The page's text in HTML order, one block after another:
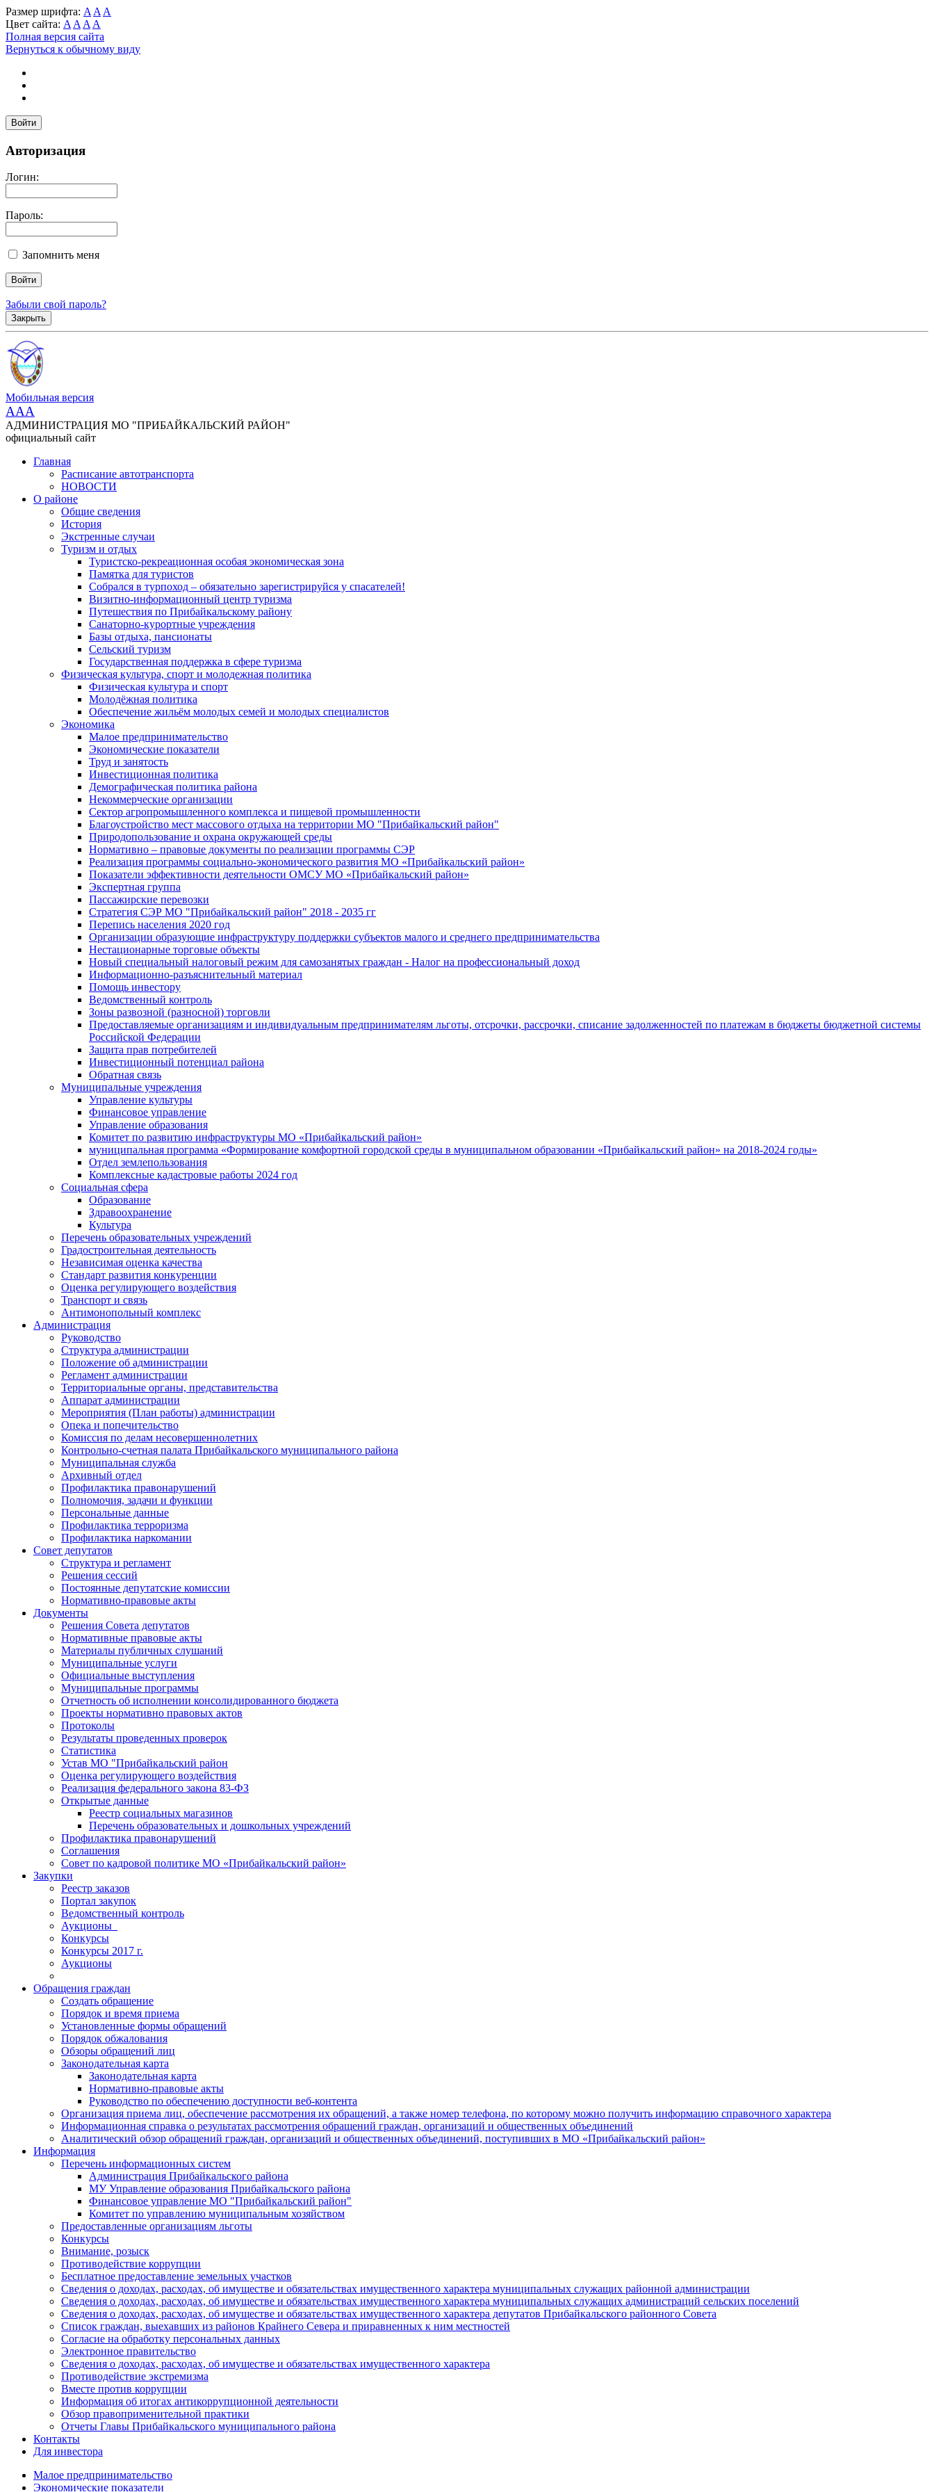
Размер шрифта: A A A
Цвет сайта: A A A A
Полная версия сайта
Вернуться к обычному виду
Войти
Авторизация
Логин:
Пароль:
Запомнить меня
Забыли свой пароль?
Закрыть
Мобильная версия
AAA
АДМИНИСТРАЦИЯ МО "ПРИБАЙКАЛЬСКИЙ РАЙОН"
официальный сайт
Главная
Расписание автотранспорта
НОВОСТИ
О районе
Общие сведения
История
Экстренные случаи
Туризм и отдых
Туристско-рекреационная особая экономическая зона
Памятка для туристов
Собрался в турпоход – обязательно зарегистрируйся у спасателей!
Визитно-информационный центр туризма
Путешествия по Прибайкальскому району
Санаторно-курортные учреждения
Базы отдыха, пансионаты
Сельский туризм
Государственная поддержка в сфере туризма
Физическая культура, спорт и молодежная политика
Физическая культура и спорт
Молодёжная политика
Обеспечение жильём молодых семей и молодых специалистов
Экономика
Малое предпринимательство
Экономические показатели
Труд и занятость
Инвестиционная политика
Демографическая политика района
Некоммерческие организации
Сектор агропромышленного комплекса и пищевой промышленности
Благоустройство мест массового отдыха на территории МО "Прибайкальский район"
Природопользование и охрана окружающей среды
Нормативно – правовые документы по реализации программы СЭР
Реализация программы социально-экономического развития МО «Прибайкальский район»
Показатели эффективности деятельности ОМСУ МО «Прибайкальский район»
Экспертная группа
Пассажирские перевозки
Стратегия СЭР МО "Прибайкальский район" 2018 - 2035 гг
Перепись населения 2020 год
Организации образующие инфраструктуру поддержки субъектов малого и среднего предпринимательства
Нестационарные торговые объекты
Новый специальный налоговый режим для самозанятых граждан - Налог на профессиональный доход
Информационно-разъяснительный материал
Помощь инвестору
Ведомственный контроль
Зоны развозной (разносной) торговли
Предоставляемые организациям и индивидуальным предпринимателям льготы, отсрочки, рассрочки, списание задолженностей по платежам в бюджеты бюджетной системы
Российской Федерации
Защита прав потребителей
Инвестиционный потенциал района
Обратная связь
Муниципальные учреждения
Управление культуры
Финансовое управление
Управление образования
Комитет по развитию инфраструктуры МО «Прибайкальский район»
муниципальная программа «Формирование комфортной городской среды в муниципальном образовании «Прибайкальский район» на 2018-2024 годы»
Отдел землепользования
Комплексные кадастровые работы 2024 год
Социальная сфера
Образование
Здравоохранение
Культура
Перечень образовательных учреждений
Градостроительная деятельность
Независимая оценка качества
Стандарт развития конкуренции
Оценка регулирующего воздействия
Транспорт и связь
Антимонопольный комплекс
Администрация
Руководство
Структура администрации
Положение об администрации
Регламент администрации
Территориальные органы, представительства
Аппарат администрации
Мероприятия (План работы) администрации
Опека и попечительство
Комиссия по делам несовершеннолетних
Контрольно-счетная палата Прибайкальского муниципального района
Муниципальная служба
Архивный отдел
Профилактика правонарушений
Полномочия, задачи и функции
Персональные данные
Профилактика терроризма
Профилактика наркомании
Совет депутатов
Структура и регламент
Решения сессий
Постоянные депутатские комиссии
Нормативно-правовые акты
Документы
Решения Совета депутатов
Нормативные правовые акты
Материалы публичных слушаний
Муниципальные услуги
Официальные выступления
Муниципальные программы
Отчетность об исполнении консолидированного бюджета
Проекты нормативно правовых актов
Протоколы
Результаты проведенных проверок
Статистика
Устав МО "Прибайкальский район
Оценка регулирующего воздействия
Реализация федерального закона 83-ФЗ
Открытые данные
Реестр социальных магазинов
Перечень образовательных и дошкольных учреждений
Профилактика правонарушений
Соглашения
Совет по кадровой политике МО «Прибайкальский район»
Закупки
Реестр заказов
Портал закупок
Ведомственный контроль
Аукционы_
Конкурсы
Конкурсы 2017 г.
Аукционы
Обращения граждан
Создать обращение
Порядок и время приема
Установленные формы обращений
Порядок обжалования
Обзоры обращений лиц
Законодательная карта
Законодательная карта
Нормативно-правовые акты
Руководство по обеспечению доступности веб-контента
Организация приема лиц, обеспечение рассмотрения их обращений, а также номер телефона, по которому можно получить информацию справочного характера
Информационная справка о результатах рассмотрения обращений граждан, организаций и общественных объединений
Аналитический обзор обращений граждан, организаций и общественных объединений, поступивших в МО «Прибайкальский район»
Информация
Перечень информационных систем
Администрация Прибайкальского района
МУ Управление образования Прибайкальского района
Финансовое управление МО "Прибайкальский район"
Комитет по управлению муниципальным хозяйством
Предоставленные организациям льготы
Конкурсы
Внимание, розыск
Противодействие коррупции
Бесплатное предоставление земельных участков
Сведения о доходах, расходах, об имуществе и обязательствах имущественного характера муниципальных служащих районной администрации
Сведения о доходах, расходах, об имуществе и обязательствах имущественного характера муниципальных служащих администраций сельских поселений
Сведения о доходах, расходах, об имуществе и обязательствах имущественного характера депутатов Прибайкальского районного Совета
Список граждан, выехавших из районов Крайнего Севера и приравненных к ним местностей
Согласие на обработку персональных данных
Электронное правительство
Сведения о доходах, расходах, об имуществе и обязательствах имущественного характера
Противодействие экстремизма
Вместе против коррупции
Информация об итогах антикоррупционной деятельности
Обзор правоприменительной практики
Отчеты Главы Прибайкальского муниципального района
Контакты
Для инвестора
Малое предпринимательство
Экономические показатели